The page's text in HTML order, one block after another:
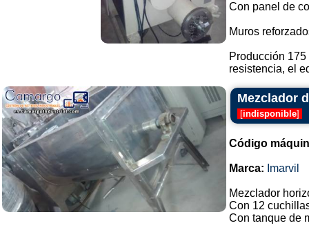
Con panel de
Muros
Producción
resistencia, el
Mezclador
[indisponible]
Código
Marca: Imarvil
Mezclador
Con 12
Con tanque de